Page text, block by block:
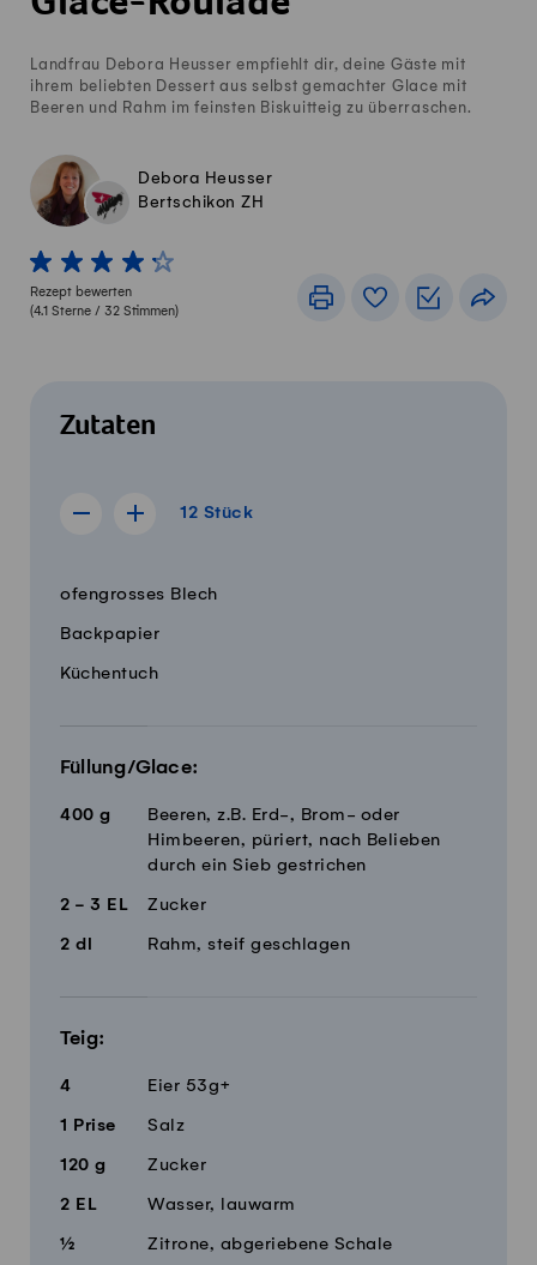
Landfrau Debora Heusser empfiehlt dir, deine Gäste mit
ihrem beliebten Dessert aus selbst gemachter Glace mit
Beeren und Rahm im feinsten Biskuitteig zu überraschen.
Debora Heusser
Bertschikon ZH
1 von 5 Sterne
2 von 5 Sterne
3 von 5 Sterne
4 von 5 Sterne
5 von 5 Sterne
Rezept bewerten
(4.1 Sterne / 32 Stimmen)
DruckenRezeptbuch
Zutaten
Rezept für 11 Stück anzeigen
Rezept für 13 Stück anzeigen
12 Stück
MengeZutaten
ofengrosses Blech
Backpapier
Küchentuch
Füllung/Glace:
400 g
Beeren, z.B. Erd-, Brom- oder
Himbeeren, püriert, nach Belieben
durch ein Sieb gestrichen
2 - 3 EL Zucker
2 dl Rahm, steif geschlagen
Teig:
4 Eier 53g+
1 Prise Salz
120 g Zucker
2 EL Wasser, lauwarm
½ Zitrone, abgeriebene Schale